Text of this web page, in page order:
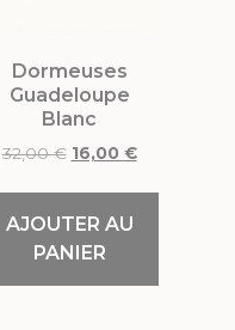
Dormeuses
Guadeloupe
Blanc
32,00€ 16,00 €
AJOUTER AU
PANIER